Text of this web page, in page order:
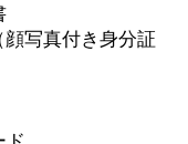
写真付き身分証